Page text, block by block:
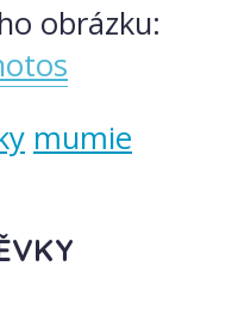
obrázku:
mumie